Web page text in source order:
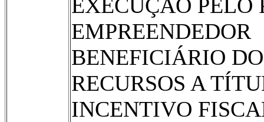
EXECUÇÃO PELO
EMPREENDEDOR
BENEFICIÁRIO
RECURSOS A
INCENTIVO